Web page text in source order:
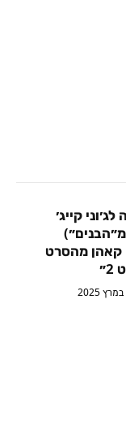
קייג׳
קאהן מהסרט